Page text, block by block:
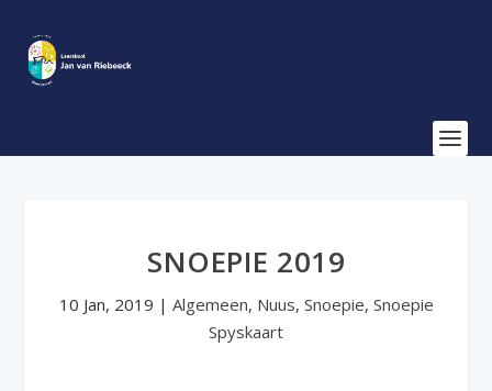
SNOEPIE 2019
10 Jan, 2019 | Algemeen, Nuus, Snoepie, Snoepie
Spyskaart